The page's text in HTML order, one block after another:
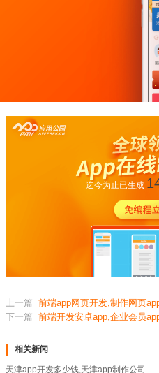
迄今为止已生成
上一篇 前端app网页开发,制作网页
下一篇 前端开发安卓app,企业会员
相关新闻
天津app开发多少钱,天津app制作公司